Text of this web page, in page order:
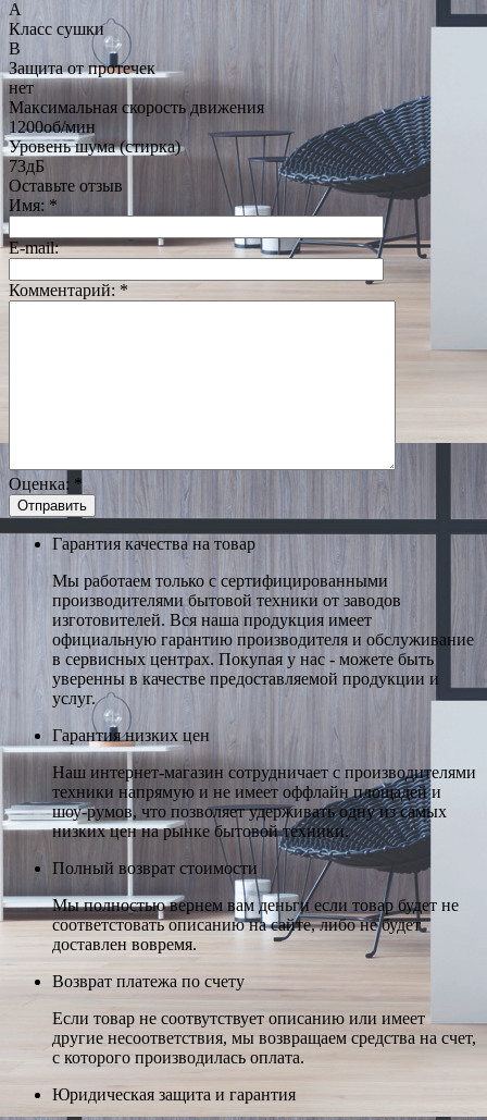
A
Класс сушки
B
Защита от протечек
нет
Максимальная скорость движения
1200об/мин
Уровень шума (стирка)
73дБ
Оставьте отзыв
Имя: *
E-mail:
Комментарий: *
Оценка: *
Гарантия качества на товар
Мы работаем только с сертифицированными
производителями бытовой техники от заводов
изготовителей. Вся наша продукция имеет
официальную гарантию производителя и обслуживание
в сервисных центрах. Покупая у нас - можете быть
уверенны в качестве предоставляемой продукции и
услуг.
Гарантия низких цен
Наш интернет-магазин сотрудничает с производителями
техники напрямую и не имеет оффлайн площадей и
шоу-румов, что позволяет удерживать одну из самых
низких цен на рынке бытовой техники.
Полный возврат стоимости
Мы полностью вернем вам деньги если товар будет не
соответстовать описанию на сайте, либо не будет
доставлен вовремя.
Возврат платежа по счету
Если товар не соотвутствует описанию или имеет
другие несоответствия, мы возвращаем средства на счет,
с которого производилась оплата.
Юридическая защита и гарантия